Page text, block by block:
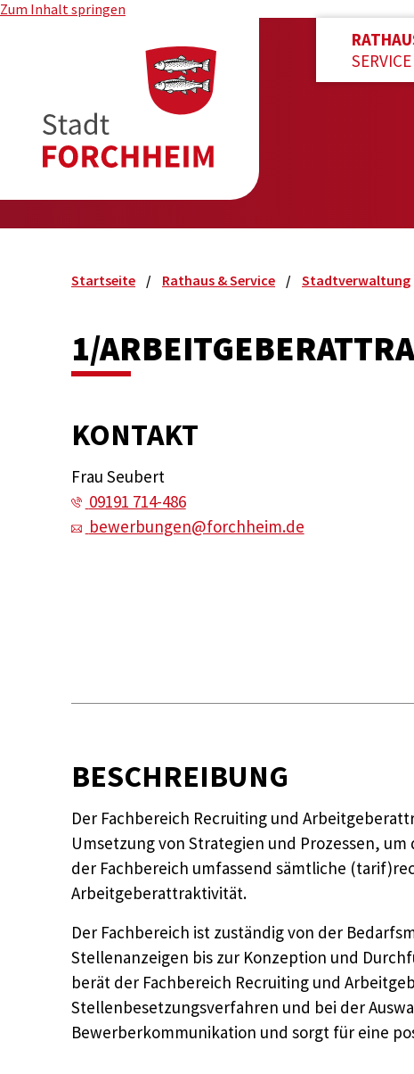
Zum Inhalt springen
SERVICE
Startseite Rathaus & Service Stadtverwaltung
1/
KONTAKT
Frau Seubert
09191 714-486
bewerbungen@forchheim.de
BESCHREIBUNG
Der Fachbereich Recruiting und
Umsetzung von Strategien und Prozessen,
der Fachbereich umfassend sämtliche
Arbeitgeberattraktivität.
Der Fachbereich ist zuständig von der
Stellenanzeigen bis zur Konzeption und
berät der Fachbereich Recruiting und
Stellenbesetzungsverfahren und bei der
Bewerberkommunikation und sorgt für eine